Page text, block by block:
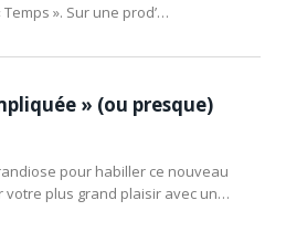
». Sur une prod’…
» (ou presque)
pour habiller ce nouveau
votre plus grand plaisir avec un…